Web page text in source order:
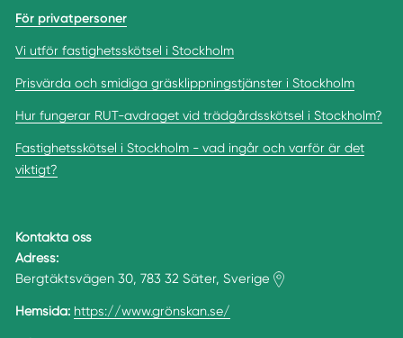
För privatpersoner
Vi utför fastighetsskötsel i Stockholm
Prisvärda och smidiga gräsklippningstjänster i Stockholm
Hur fungerar RUT-avdraget vid trädgårdsskötsel i Stockholm?
Fastighetsskötsel i Stockholm - vad ingår och varför är det
viktigt?
Kontakta oss
Adress:
Bergtäktsvägen 30, 783 32 Säter, Sverige
Hemsida: https://www.grönskan.se/